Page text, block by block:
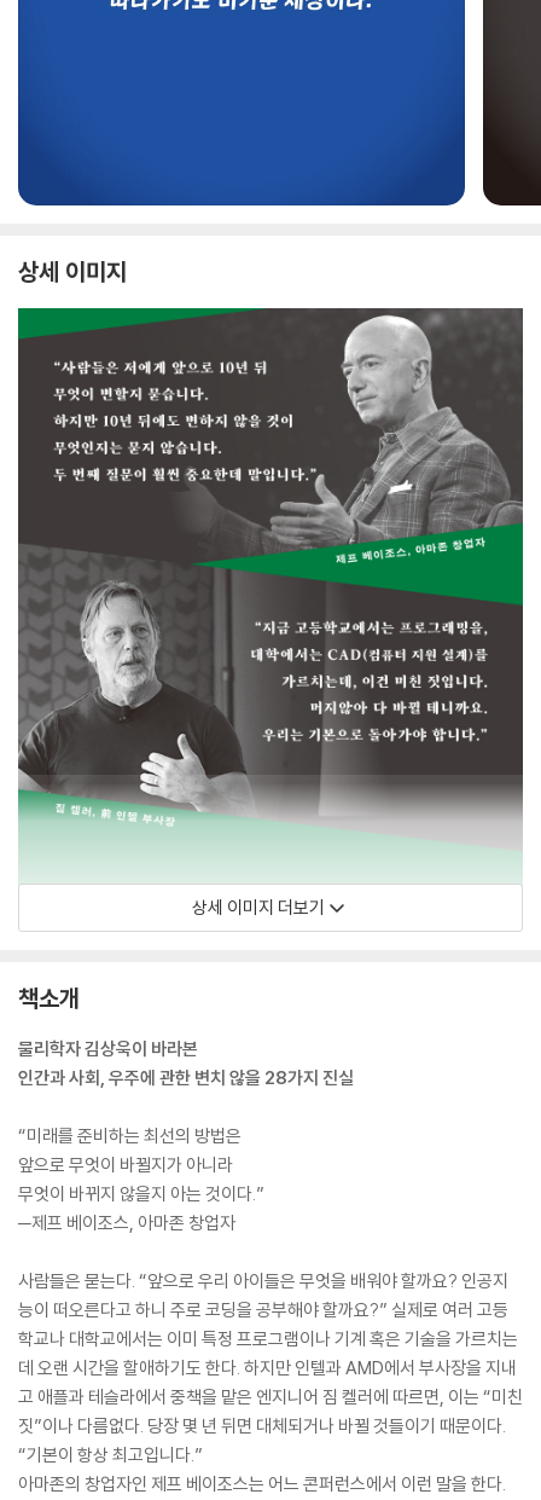
상세 이미지
상세 이미지 더보기
책소개
물리학자 김상욱이 바라본
인간과 사회, 우주에 관한 변치 않을 28가지 진실
“미래를 준비하는 최선의 방법은
앞으로 무엇이 바뀔지가 아니라
무엇이 바뀌지 않을지 아는 것이다.”
─제프 베이조스, 아마존 창업자
사람들은 묻는다. “앞으로 우리 아이들은 무엇을 배워야 할까요? 인공지
능이 떠오른다고 하니 주로 코딩을 공부해야 할까요?” 실제로 여러 고등
학교나 대학교에서는 이미 특정 프로그램이나 기계 혹은 기술을 가르치는
데 오랜 시간을 할애하기도 한다. 하지만 인텔과 AMD에서 부사장을 지내
고 애플과 테슬라에서 중책을 맡은 엔지니어 짐 켈러에 따르면, 이는 “미친
짓”이나 다름없다. 당장 몇 년 뒤면 대체되거나 바뀔 것들이기 때문이다.
“기본이 항상 최고입니다.”
아마존의 창업자인 제프 베이조스는 어느 콘퍼런스에서 이런 말을 한다.